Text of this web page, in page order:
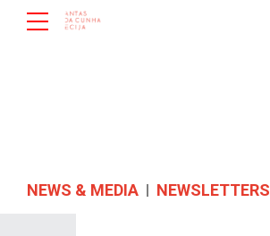
NEWS & MEDIA NEWSLETTERS